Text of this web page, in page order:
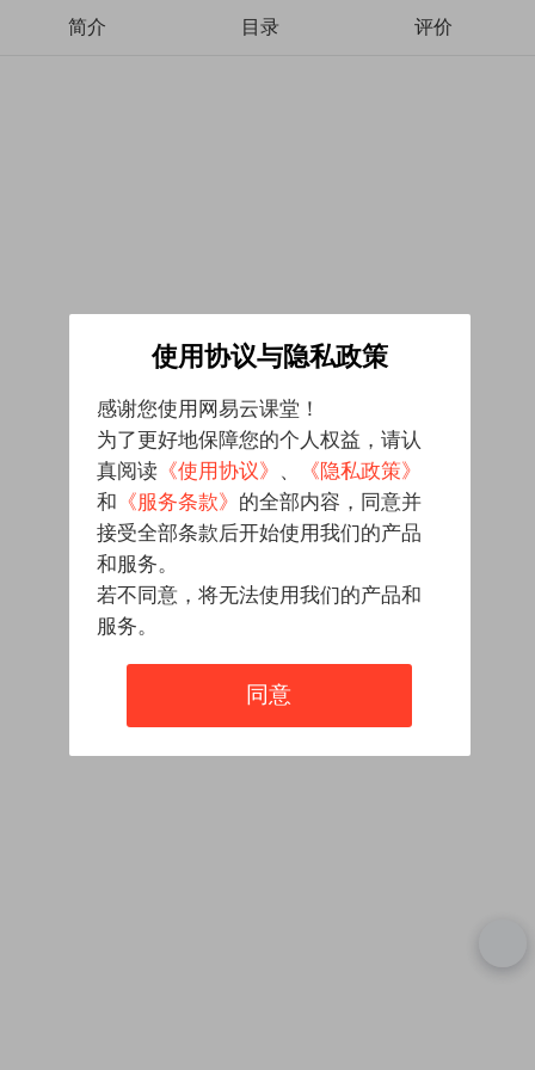
简介 目录 评价
使用协议与隐私政策
感谢您使用网易云课堂！
为了更好地保障您的个人权益，请认
真阅读 《使用协议》 、
《隐私政策》
和 《服务条款》 的全部内容，同意并
接受全部条款后开始使用我们的产品
和服务。
若不同意，将无法使用我们的产品和
服务。
同意